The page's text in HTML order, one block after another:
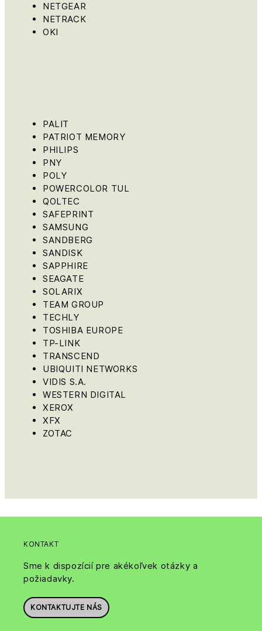
NETGEAR
NETRACK
OKI
PALIT
PATRIOT MEMORY
PHILIPS
PNY
POLY
POWERCOLOR TUL
QOLTEC
SAFEPRINT
SAMSUNG
SANDBERG
SANDISK
SAPPHIRE
SEAGATE
SOLARIX
TEAM GROUP
TECHLY
TOSHIBA EUROPE
TP-LINK
TRANSCEND
UBIQUITI NETWORKS
VIDIS S.A.
WESTERN DIGITAL
XEROX
XFX
ZOTAC
KONTAKT
Sme k dispozícií pre akékoľvek otázky a
požiadavky.
KONTAKTUJTE NÁS